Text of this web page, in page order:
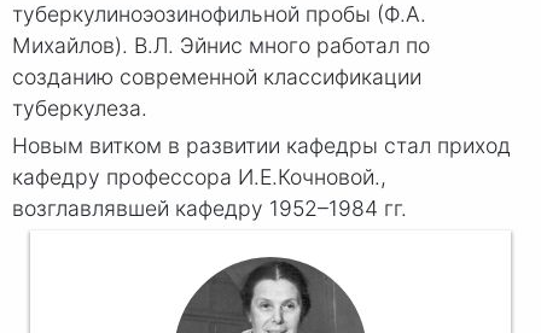
туберкулиноэозинофильной пробы (Ф.А.
Михайлов). В.Л. Эйнис много работал по
созданию современной классификации
туберкулеза.
Новым витком в развитии кафедры стал приход
кафедру профессора И.Е.Кочновой.,
возглавлявшей кафедру 1952–1984 гг.